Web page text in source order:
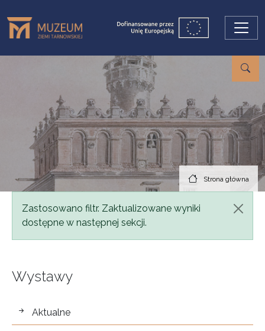
Strona główna
Komunikat
Zastosowano filtr. Zaktualizowane wyniki
dostępne w następnej sekcji.
Wystawy
wystawy
Aktualne